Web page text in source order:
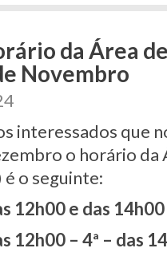
da Área
Novembro
interessados que
o horário da
o seguinte:
12h00 e das
12h00 – 4ª – das